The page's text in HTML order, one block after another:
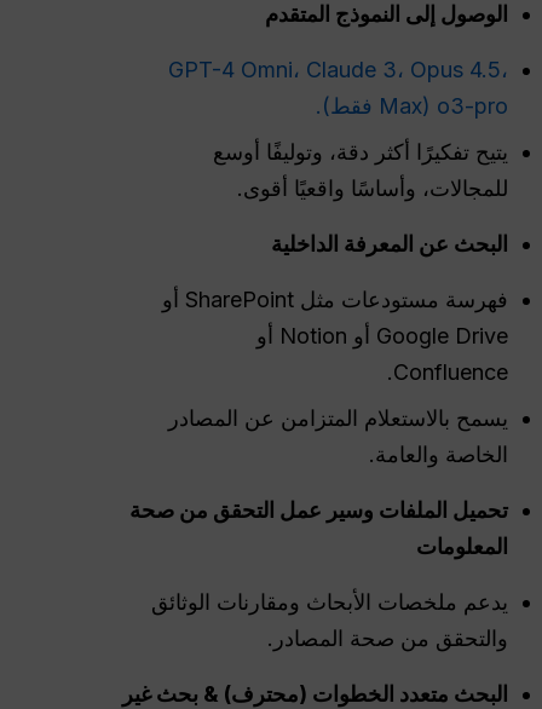
الوصول إلى النموذج المتقدم
GPT-4 Omni، Claude 3، Opus 4.5،
o3-pro (Max فقط).
يتيح تفكيرًا أكثر دقة، وتوليفًا أوسع
للمجالات، وأساسًا واقعيًا أقوى.
البحث عن المعرفة الداخلية
فهرسة مستودعات مثل SharePoint أو
Google Drive أو Notion أو
Confluence.
يسمح بالاستعلام المتزامن عن المصادر
الخاصة والعامة.
تحميل الملفات وسير عمل التحقق من صحة
المعلومات
يدعم ملخصات الأبحاث ومقارنات الوثائق
والتحقق من صحة المصادر.
البحث متعدد الخطوات (محترف) & بحث غير